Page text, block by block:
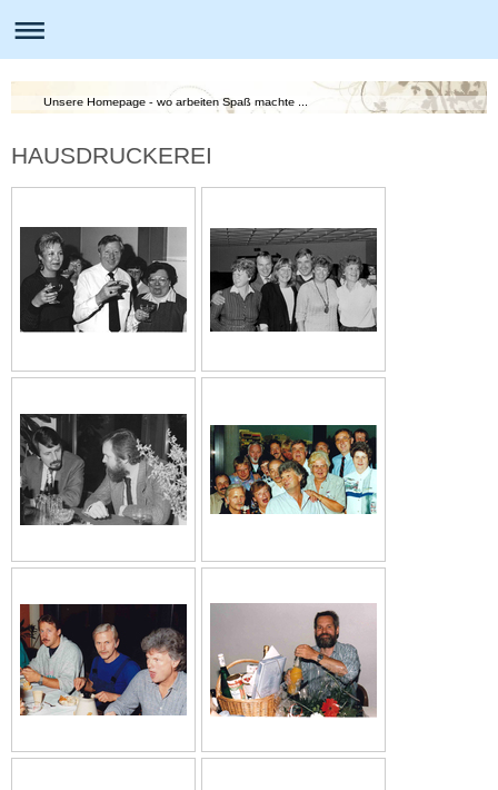
Unsere Homepage - wo arbeiten Spaß machte ...
HAUSDRUCKEREI